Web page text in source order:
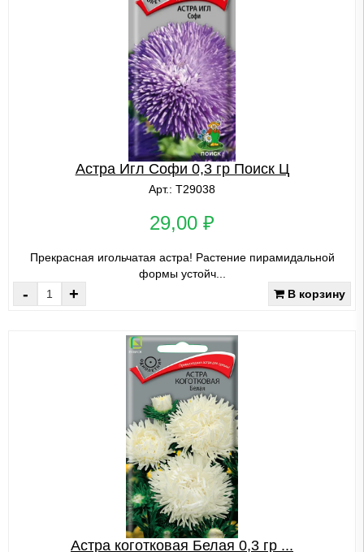
Астра Игл Софи 0,3 гр Поиск Ц
Арт.: Т29038
29,00 ₽
Прекрасная игольчатая астра! Растение пирамидальной
формы устойч...
- + В корзину
Астра коготковая Белая 0,3 гр ...